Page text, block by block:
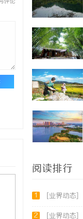
阅读排行
1 [业界动态]
2 [业界动态]